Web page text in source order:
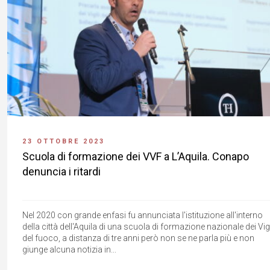
23 OTTOBRE 2023
Scuola di formazione dei VVF a L’Aquila. Conapo
denuncia i ritardi
Nel 2020 con grande enfasi fu annunciata l'istituzione all'interno
della città dell'Aquila di una scuola di formazione nazionale dei
del fuoco, a distanza di tre anni però non se ne parla più e non
giunge alcuna notizia in...